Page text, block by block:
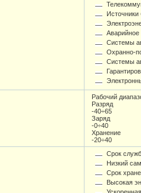
Источники
Аварийное
Системы
Охранно-
Системы
Рабочий
Разряд
-40÷65
Заряд
-0÷40
Хранение
-20÷40
Срок
Низкий
Срок
Высокая